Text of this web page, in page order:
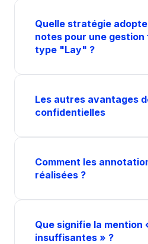
Quelle stratégie
notes pour une
type "Lay" ?
Les autres avantages
confidentielles
Comment les
réalisées ?
Que signifie la mention
insuffisantes » ?